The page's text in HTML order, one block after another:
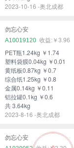
2023-10-16 -奥北成都
勿忘心安
A10019120
￥3.96
PET瓶1.24kg ￥1.74
塑料袋膜0.04kg ￥0.01
黄纸板0.87kg ￥0.7
综合纸1.25kg ￥0.8
金属0.14kg ￥0.11
铝拉罐0.1kg ￥0.6
共 3.64kg
2023-8-16 -奥北成都
勿忘心安